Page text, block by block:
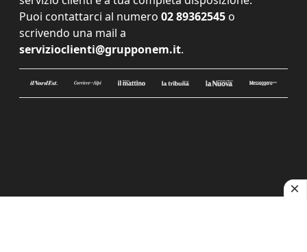
Puoi contattarci al numero 02 89362545 o
scrivendo una mail a
servizioclienti@grupponem.it.